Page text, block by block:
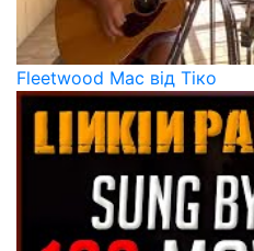
Fleetwood Mac​ від Тіко